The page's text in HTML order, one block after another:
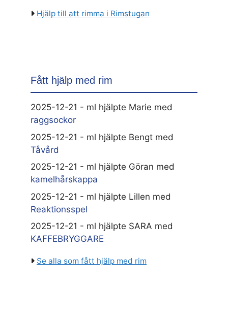
Hjälp till att rimma i Rimstugan
Fått hjälp med rim
2025-12-21 - ml hjälpte Marie med
raggsockor
2025-12-21 - ml hjälpte Bengt med
Tåvård
2025-12-21 - ml hjälpte Göran med
kamelhårskappa
2025-12-21 - ml hjälpte Lillen med
Reaktionsspel
2025-12-21 - ml hjälpte SARA med
KAFFEBRYGGARE
Se alla som fått hjälp med rim